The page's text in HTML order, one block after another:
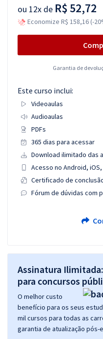
ou 12x de R$ 52,72
Economize R$ 158,16 (-
Garantia de
Este curso inclui:
Videoaulas
Audioaulas
PDFs
365 dias para acessar
Download ilimitado das
Acesso no Android,
Certificado de
Fórum de dúvidas com
Assinatura
para concursos
O melhor custo
benefício para os seus
mil cursos para todas as
garantia de atualização pós-